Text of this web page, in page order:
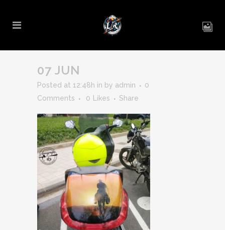
07 JUN
Posted at 12:48h in by admin
0
Comments
0 Likes Share